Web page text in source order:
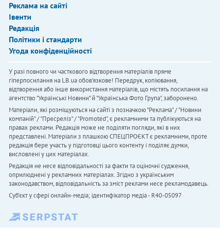
Реклама на сайті
Івенти
Редакція
Політики і стандарти
Угода конфіденційності
У разі повного чи часткового відтворення матеріалів пряме
гіперпосилання на LB.ua обов'язкове! Передрук, копіювання,
відтворення або інше використання матеріалів, що містять посилання на
агентство "Українськi Новини" й "Українська Фото Група", заборонено.
Матеріали, які розміщуються на сайті з позначкою "Реклама" / "Новини
компаній" / "Пресреліз" / "Promoted", є рекламними та публікуються на
правах реклами. Редакція може не поділяти погляди, які в них
представлені. Матеріали з плашкою СПЕЦПРОЄКТ є рекламними, проте
редакція бере участь у підготовці цього контенту і поділяє думки,
висловлені у цих матеріалах.
Редакція не несе відповідальності за факти та оціночні судження,
оприлюднені у рекламних матеріалах. Згідно з українським
законодавством, відповідальність за зміст реклами несе рекламодавець.
Cуб'єкт у сфері онлайн-медіа; ідентифікатор медіа - R40-05097